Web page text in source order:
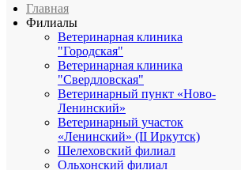
Главная
Филиалы
Ветеринарная клиника
"Городская"
Ветеринарная клиника
"Свердловская"
Ветеринарный пункт «Ново-
Ленинский»
Ветеринарный участок
«Ленинский» (II Иркутск)
Шелеховский филиал
Ольхонский филиал